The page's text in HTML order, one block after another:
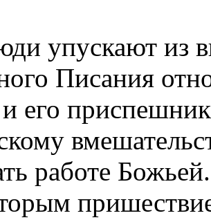
упускают из
Писания
и его
работе